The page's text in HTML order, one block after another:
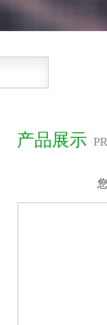
产品展示